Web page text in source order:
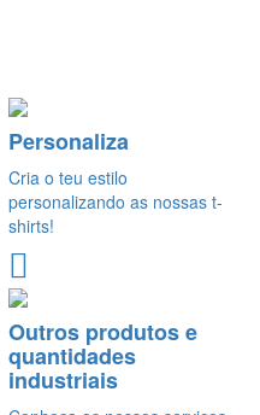
Personaliza
Cria o teu estilo
personalizando as nossas t-
shirts!
Outros produtos e
quantidades
industriais